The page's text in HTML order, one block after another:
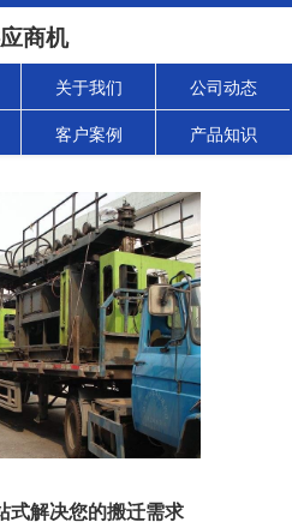
商机
关于我们 公司动态
客户案例 产品知识
式解决您的搬迁需求